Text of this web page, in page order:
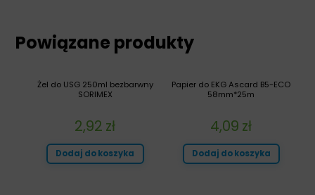
Powiązane produkty
Papier do EKG Ascard B5-ECO
58mm*25m
4,09 zł
Dodaj do koszyka
Żel do USG 250ml bezbarwny
SORIMEX
2,92 zł
Dodaj do koszyka